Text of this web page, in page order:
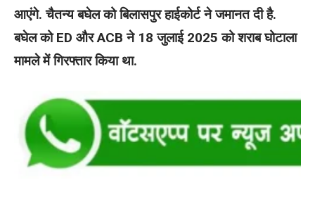
आएंगे. चैतन्य बघेल को बिलासपुर हाईकोर्ट ने जमानत दी है.
बघेल को ED और ACB ने 18 जुलाई 2025 को शराब घोटाला
मामले में गिरफ्तार किया था.